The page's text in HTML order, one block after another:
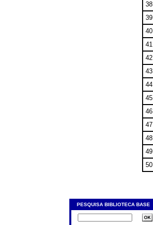
38
39
40
41
42
43
44
45
46
47
48
49
50
PESQUISA BIBLIOTECA BASE